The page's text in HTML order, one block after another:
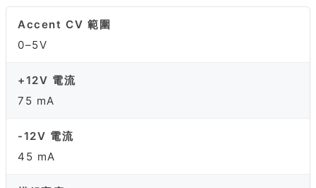
Accent CV 範圍
0–5V
+12V 電流
75 mA
-12V 電流
45 mA